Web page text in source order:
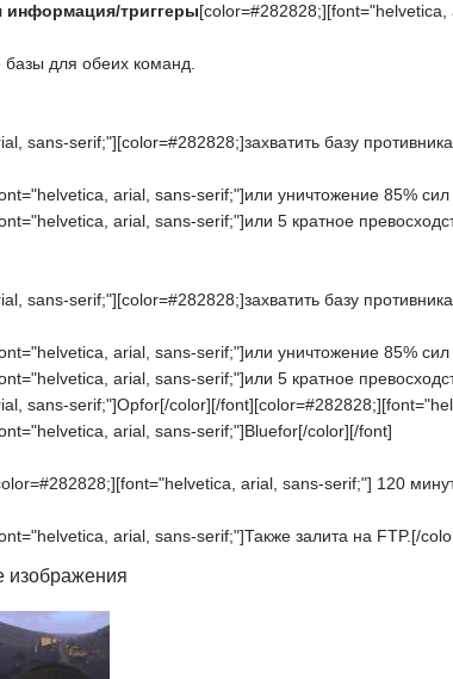
информация/триггеры
для обеих команд.
sans-serif;"][color=#282828;]захватить базу
arial, sans-serif;"]или уничтожение 85%
arial, sans-serif;"]или 5 кратное
sans-serif;"][color=#282828;]захватить базу
arial, sans-serif;"]или уничтожение 85%
arial, sans-serif;"]или 5 кратное
sans-serif;"]Opfor[/color][/
arial, sans-serif;"]Bluefor[/color][/font]
arial, sans-serif;"] 120
arial, sans-serif;"]Также залита на FTP.[/
изображения